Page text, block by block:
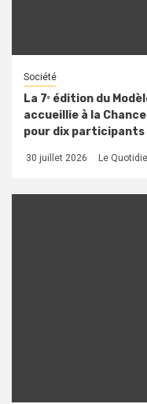
Société
La 7ᵉ édition du
accueillie à la
pour dix participants
30 juillet 2026 Le